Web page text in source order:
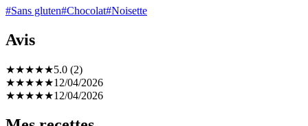
#Sans gluten#Chocolat#Noisette
Avis
★★★★★5.0 (2)
★★★★★12/04/2026
★★★★★12/04/2026